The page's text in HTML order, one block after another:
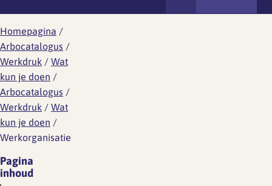
Homepagina /
Arbocatalogus /
Werkdruk / Wat
kun je doen /
Arbocatalogus /
Werkdruk / Wat
kun je doen /
Werkorganisatie
Pagina
inhoud